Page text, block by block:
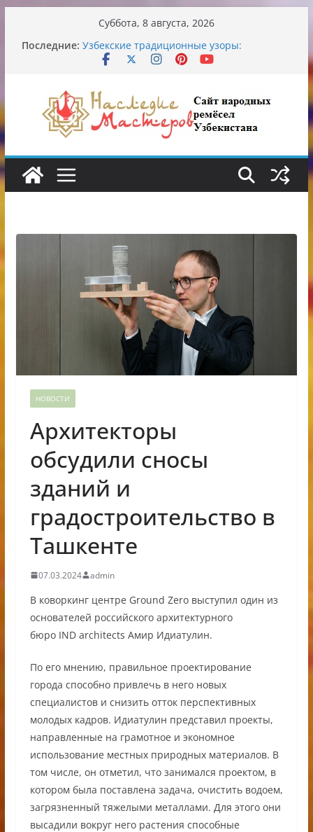
содержимому
Суббота, 8 августа, 2026
Последние: Узбекские традиционные узоры:
символика и происхождение
Опасная диета Алины Загитовой
От знахарей до университетских клиник
Обрушение на одном из ключевых
перекрёстков Ташкента: перекрыт
путепровод на Буюк Ипак Йули
НОВОСТИ
Архитекторы
обсудили сносы
зданий и
градостроительство в
Ташкенте
07.03.2024 admin
В коворкинг центре Ground Zero выступил один из
основателей российского архитектурного
бюро IND architects Амир Идиатулин.
По его мнению, правильное проектирование
города способно привлечь в него новых
специалистов и снизить отток перспективных
молодых кадров. Идиатулин представил проекты,
направленные на грамотное и экономное
использование местных природных материалов. В
том числе, он отметил, что занимался проектом, в
котором была поставлена задача, очистить водоем,
загрязненный тяжелыми металлами. Для этого они
высадили вокруг него растения способные